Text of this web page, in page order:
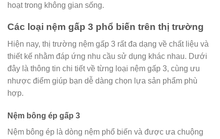
hoạt trong không gian sống.
Các loại nệm gấp 3 phổ biến trên thị trường
Hiện nay, thị trường nệm gấp 3 rất đa dạng về chất liệu và
thiết kế nhằm đáp ứng nhu cầu sử dụng khác nhau. Dưới
đây là thông tin chi tiết về từng loại nệm gấp 3, cùng ưu
nhược điểm giúp bạn dễ dàng chọn lựa sản phẩm phù
hợp.
Nệm bông ép gấp 3
Nệm bông ép là dòng nệm phổ biến và được ưa chuộng